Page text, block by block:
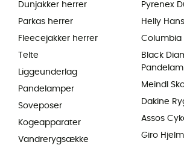
Dunjakker herrer
Parkas herrer
Fleecejakker herrer
Telte
Liggeunderlag
Pandelamper
Soveposer
Kogeapparater
Vandrerygsække
Pyrenex
Helly
Columbia
Black
Meindl
Dakine
Assos
Giro